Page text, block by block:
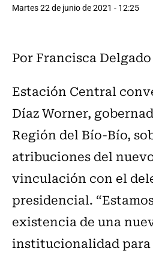
Martes 22 de junio de 2021 - 12:25
Por Francisca
Estación Central
Díaz Worner,
Región del Bío-Bío,
atribuciones del
vinculación con el
presidencial.
existencia de una
institucionalidad para